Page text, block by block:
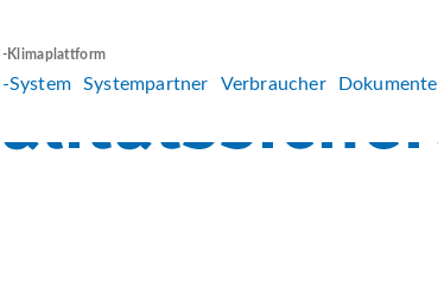
Klimaplattform
System Systempartner Verbraucher Dokumente